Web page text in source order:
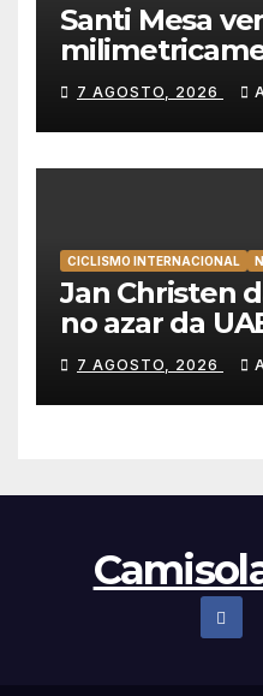
Santi Mesa
Albufeira, Rui
mantém a
Portugal
7 AGOSTO, 2026
CICLISMO INTERNACIONAL
Jan Christen
no azar da
Emirates e
Polónia
7 AGOSTO, 2026